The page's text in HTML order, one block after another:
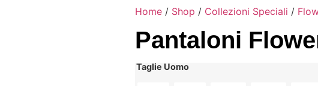
Home / Shop / Collezioni Speciali /
Pantaloni
Taglie Uomo